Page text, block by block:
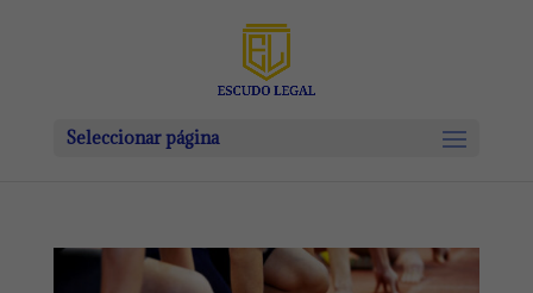
Seleccionar página